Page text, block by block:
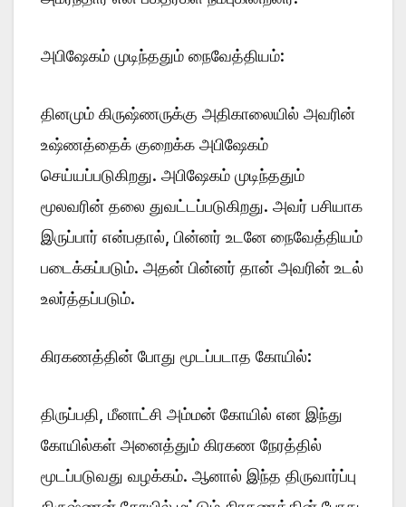
அபிஷேகம் முடிந்ததும் நைவேத்தியம்:
தினமும் கிருஷ்ணருக்கு அதிகாலையில் அவரின்
உஷ்ணத்தைக் குறைக்க அபிஷேகம்
செய்யப்படுகிறது. அபிஷேகம் முடிந்ததும்
மூலவரின் தலை துவட்டப்படுகிறது. அவர் பசியாக
இருப்பார் என்பதால், பின்னர் உடனே நைவேத்தியம்
படைக்கப்படும். அதன் பின்னர் தான் அவரின் உடல்
உலர்த்தப்படும்.
கிரகணத்தின் போது மூடப்படாத கோயில்:
திருப்பதி, மீனாட்சி அம்மன் கோயில் என இந்து
கோயில்கள் அனைத்தும் கிரகண நேரத்தில்
மூடப்படுவது வழக்கம். ஆனால் இந்த திருவார்ப்பு